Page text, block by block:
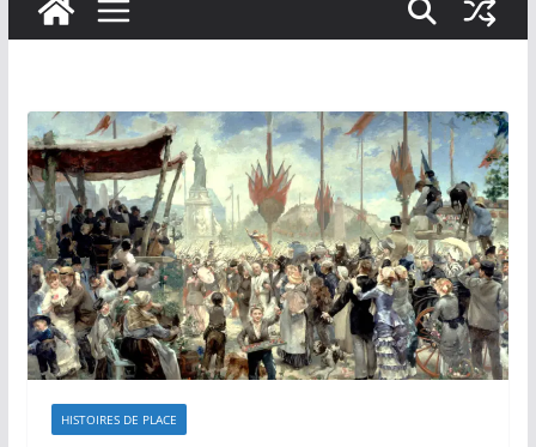
HISTOIRES DE PLACE